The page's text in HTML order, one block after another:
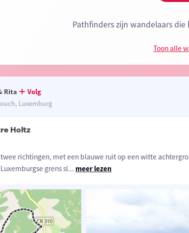
Pathfinders zijn wandelaars
Toon alle
Rita
Volg
Luxemburg
Holtz
richtingen, met een blauwe ruit op een witte
grens sl... meer lezen